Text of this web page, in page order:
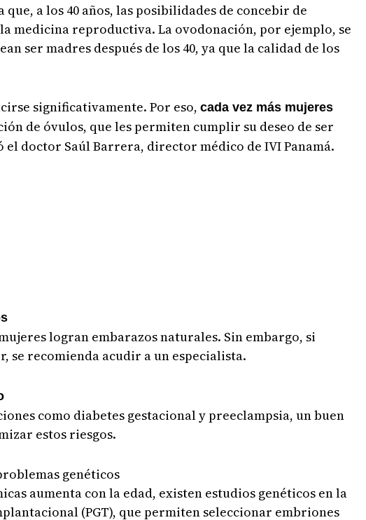
a los 40 años, las posibilidades de concebir de
medicina reproductiva. La ovodonación, por ejemplo, se
ser madres después de los 40, ya que la calidad de los
significativamente. Por eso,cada vez más mujeres
de óvulos, que les permiten cumplir su deseo de ser
doctor Saúl Barrera, director médico de IVI Panamá.
logran embarazos naturales. Sin embargo, si
se recomienda acudir a un especialista.
como diabetes gestacional y preeclampsia, un buen
estos riesgos.
genéticos
aumenta con la edad, existen estudios genéticos en la
(PGT), que permiten seleccionar embriones